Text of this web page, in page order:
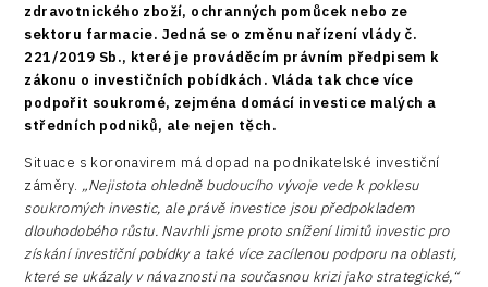
zdravotnického zboží, ochranných pomůcek nebo ze
sektoru farmacie. Jedná se o změnu nařízení vlády č.
221/2019 Sb., které je prováděcím právním předpisem k
zákonu o investičních pobídkách. Vláda tak chce více
podpořit soukromé, zejména domácí investice malých a
středních podniků, ale nejen těch.
Situace s koronavirem má dopad na podnikatelské investiční
záměry. „Nejistota ohledně budoucího vývoje vede k poklesu
soukromých investic, ale právě investice jsou předpokladem
dlouhodobého růstu. Navrhli jsme proto snížení limitů investic pro
získání investiční pobídky a také více zacílenou podporu na oblasti,
které se ukázaly v návaznosti na současnou krizi jako strategické,“